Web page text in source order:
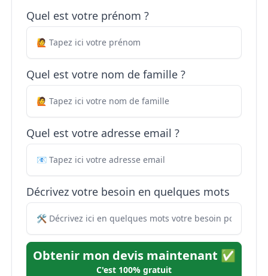
Quel est votre prénom ?
Quel est votre nom de famille ?
Quel est votre adresse email ?
Décrivez votre besoin en quelques mots
Obtenir mon devis maintenant ✅
C'est 100% gratuit